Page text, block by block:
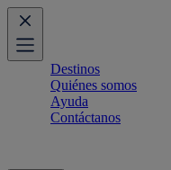
Destinos
Quiénes somos
Ayuda
Contáctanos